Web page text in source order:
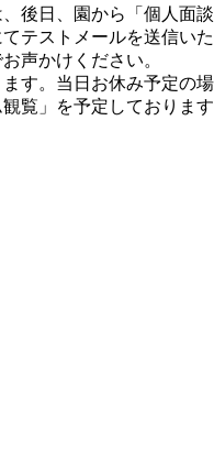
日、園から「個人面談
ストメールを送信いた
かけください。
。当日お休み予定の
」を予定しております